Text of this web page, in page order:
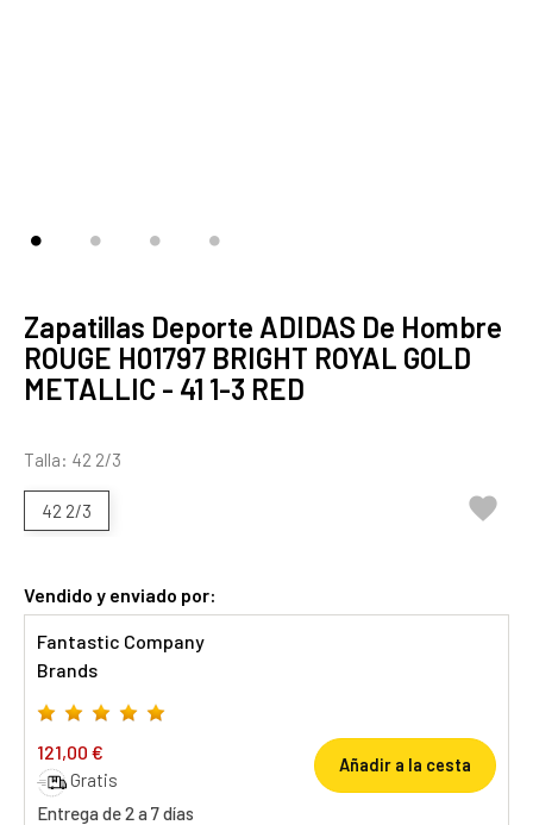
Zapatillas Deporte ADIDAS De Hombre
ROUGE H01797 BRIGHT ROYAL GOLD
METALLIC - 41 1-3 RED
Talla: 42 2/3
42 2/3 
Vendido y enviado por:
Fantastic Company
Brands
121,00 €
Gratis
Entrega de 2 a 7 días
Añadir a la cesta